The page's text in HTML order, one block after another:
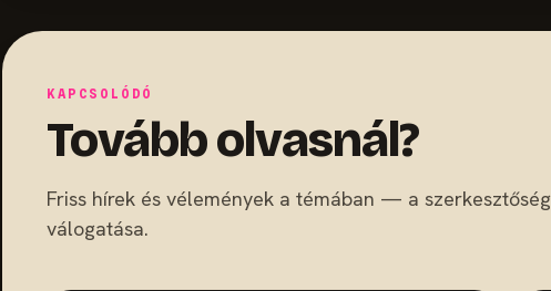
KAPCSOLÓDÓ
Tovább olvasnál?
Friss hírek és vélemények a témában — a szerkesztőség
válogatása.